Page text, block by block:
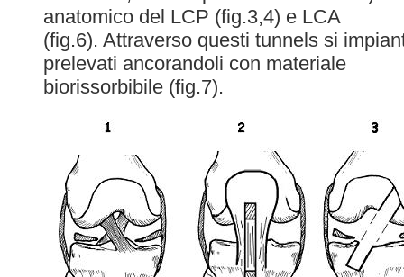
anatomico del LCP (fig.3,4) e LCA
(fig.6). Attraverso questi tunnels si
prelevati ancorandoli con materiale
biorissorbibile (fig.7).